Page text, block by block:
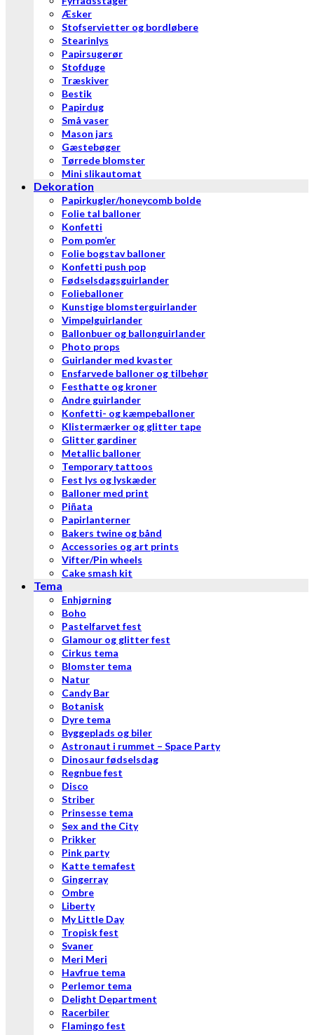
Æsker
Stofservietter og bordløbere
Stearinlys
Papirsugerør
Stofduge
Træskiver
Bestik
Papirdug
Små vaser
Mason jars
Gæstebøger
Tørrede blomster
Mini slikautomat
Dekoration
Papirkugler/honeycomb bolde
Folie tal balloner
Konfetti
Pom pom’er
Folie bogstav balloner
Konfetti push pop
Fødselsdagsguirlander
Folieballoner
Kunstige blomsterguirlander
Vimpelguirlander
Ballonbuer og ballonguirlander
Photo props
Guirlander med kvaster
Ensfarvede balloner og tilbehør
Festhatte og kroner
Andre guirlander
Konfetti- og kæmpeballoner
Klistermærker og glitter tape
Glitter gardiner
Metallic balloner
Temporary tattoos
Fest lys og lyskæder
Balloner med print
Piñata
Papirlanterner
Bakers twine og bånd
Accessories og art prints
Vifter/Pin wheels
Cake smash kit
Tema
Enhjørning
Boho
Pastelfarvet fest
Glamour og glitter fest
Cirkus tema
Blomster tema
Natur
Candy Bar
Botanisk
Dyre tema
Byggeplads og biler
Astronaut i rummet – Space Party
Dinosaur fødselsdag
Regnbue fest
Disco
Striber
Prinsesse tema
Sex and the City
Prikker
Pink party
Katte temafest
Gingerray
Ombre
Liberty
My Little Day
Tropisk fest
Svaner
Meri Meri
Havfrue tema
Perlemor tema
Delight Department
Racerbiler
Flamingo fest